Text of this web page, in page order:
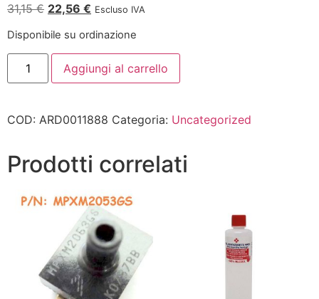
31,15€ 22,56 € Escluso IVA
Disponibile su ordinazione
Aggiungi al carrello
COD: ARD0011888 Categoria: Uncategorized
Prodotti correlati